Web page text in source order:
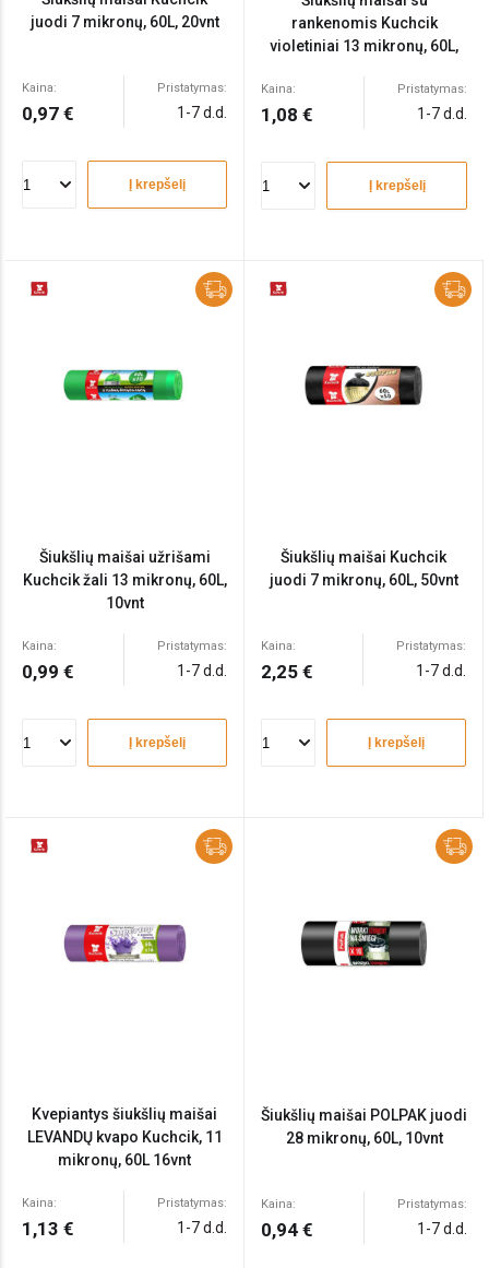
juodi 7 mikronų, 60L, 20vnt
Kaina:
0,97 €
Pristatymas:
1-7 d.d.
Į krepšelį
rankenomis Kuchcik
violetiniai 13 mikronų, 60L,
Kaina:
1,08 €
Pristatymas:
1-7 d.d.
Į krepšelį
Šiukšlių maišai užrišami
Kuchcik žali 13 mikronų, 60L,
10vnt
Kaina:
0,99 €
Pristatymas:
1-7 d.d.
Į krepšelį
Šiukšlių maišai Kuchcik
juodi 7 mikronų, 60L, 50vnt
Kaina:
2,25 €
Pristatymas:
1-7 d.d.
Į krepšelį
Kvepiantys šiukšlių maišai
LEVANDŲ kvapo Kuchcik, 11
mikronų, 60L 16vnt
Kaina:
1,13 €
Pristatymas:
1-7 d.d.
Šiukšlių maišai POLPAK juodi
28 mikronų, 60L, 10vnt
Kaina:
0,94 €
Pristatymas:
1-7 d.d.